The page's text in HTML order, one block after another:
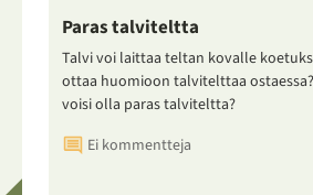
Paras talviteltta
Talvi voi laittaa teltan kovalle
ottaa huomioon talvitelttaa
voisi olla paras talviteltta?
Ei kommentteja